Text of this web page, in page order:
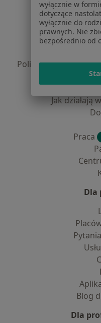
Polityka
Polityka prywatności
dane
Jak działają
Praca
Dla
Blog
Dla
wyłącznie w
dotyczące
wyłącznie do
prawnych. Nie
bezpośrednio od